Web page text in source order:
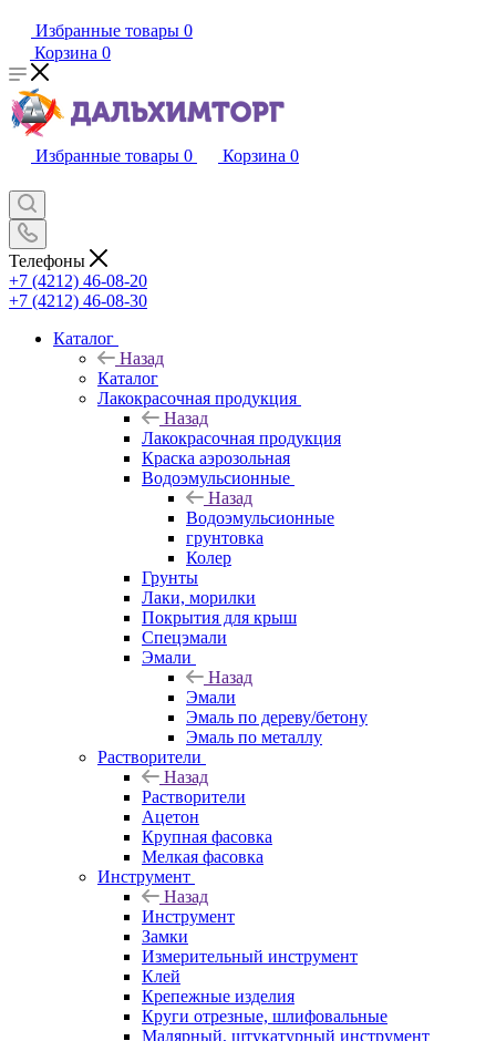
Избранные товары 0
Корзина 0
Избранные товары 0 Корзина 0
Телефоны
+7 (4212) 46-08-20
+7 (4212) 46-08-30
Каталог
Назад
Каталог
Лакокрасочная продукция
Назад
Лакокрасочная продукция
Краска аэрозольная
Водоэмульсионные
Назад
Водоэмульсионные
грунтовка
Колер
Грунты
Лаки, морилки
Покрытия для крыш
Спецэмали
Эмали
Назад
Эмали
Эмаль по дереву/бетону
Эмаль по металлу
Растворители
Назад
Растворители
Ацетон
Крупная фасовка
Мелкая фасовка
Инструмент
Назад
Инструмент
Замки
Измерительный инструмент
Клей
Крепежные изделия
Круги отрезные, шлифовальные
Малярный, штукатурный инструмент